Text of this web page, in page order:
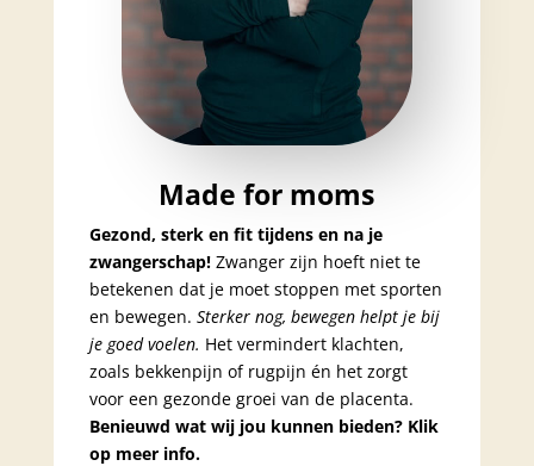
Made for moms
Gezond, sterk en fit tijdens en na je
zwangerschap! Zwanger zijn hoeft niet te
betekenen dat je moet stoppen met sporten
en bewegen. Sterker nog, bewegen helpt je bij
je goed voelen. Het vermindert klachten,
zoals bekkenpijn of rugpijn én het zorgt
voor een gezonde groei van de placenta.
Benieuwd wat wij jou kunnen bieden? Klik
op meer info.